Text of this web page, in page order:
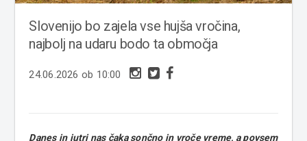
Slovenijo bo zajela vse hujša vročina,
najbolj na udaru bodo ta območja
24.06.2026 ob 10:00
Danes in jutri nas čaka sončno in vroče vreme, a povsem